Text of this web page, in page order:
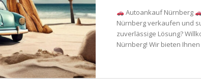
Autoankauf Nürnberg
Nürnberg verkaufen und
zuverlässige Lösung?
Nürnberg! Wir bieten